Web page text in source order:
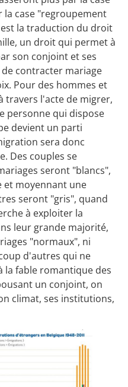
la case "regroupement
la traduction du droit
un droit qui permet à
son conjoint et ses
contracter mariage
Pour des hommes et
travers l'acte de migrer,
personne qui dispose
devient un parti
sera donc
Des couples se
seront "blancs",
et moyennant une
seront "gris", quand
à exploiter la
leur grande majorité,
"normaux", ni
d'autres qui ne
la fable romantique des
un conjoint, on
climat, ses institutions,